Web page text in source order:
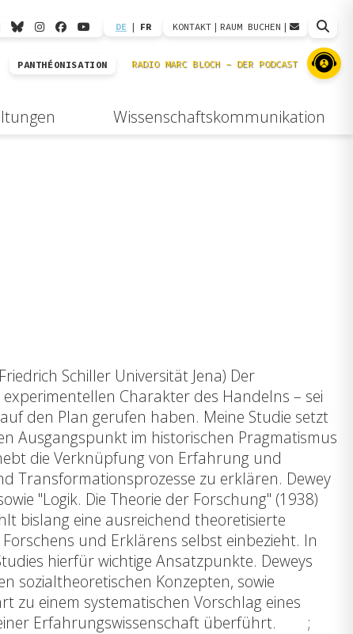
DE | FR KONTAKT | RAUM BUCHEN |
PANTHÉONISATION
Wissenschaftskommunikation
Schiller Universität Jena) Der
Charakter des Handelns – sei
den Plan gerufen haben. Meine Studie setzt
Ausgangspunkt im historischen Pragmatismus
die Verknüpfung von Erfahrung und
Transformationsprozesse zu erklären. Dewey
"Logik. Die Theorie der Forschung" (1938)
bislang eine ausreichend theoretisierte
und Erklärens selbst einbezieht. In
hierfür wichtige Ansatzpunkte. Deweys
sozialtheoretischen Konzepten, sowie
zu einem systematischen Vorschlag eines
einer Erfahrungswissenschaft überführt. ;